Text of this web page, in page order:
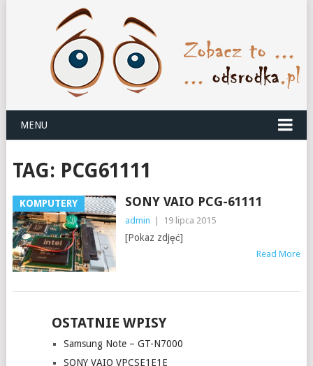
MENU
TAG: PCG61111
KOMPUTERY SONY VAIO PCG-61111
admin 19 lipca 2015
[Pokaz zdjęć]
Read More
OSTATNIE WPISY
Samsung Note – GT-N7000
SONY VAIO VPCSE1E1E